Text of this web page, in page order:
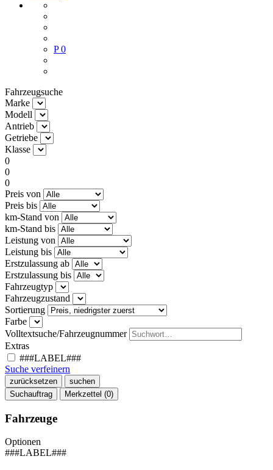
P 0
Fahrzeugsuche
Marke
Modell
Antrieb
Getriebe
Klasse
0
0
0
Preis von
Preis bis
km-Stand von
km-Stand bis
Leistung von
Leistung bis
Erstzulassung ab
Erstzulassung bis
Fahrzeugtyp
Fahrzeugzustand
Sortierung
Farbe
Volltextsuche/Fahrzeugnummer
Extras
###LABEL###
Suche verfeinern
zurücksetzen
suchen
Suchauftrag
Merkzettel (0)
Fahrzeuge
Optionen
###LABEL###